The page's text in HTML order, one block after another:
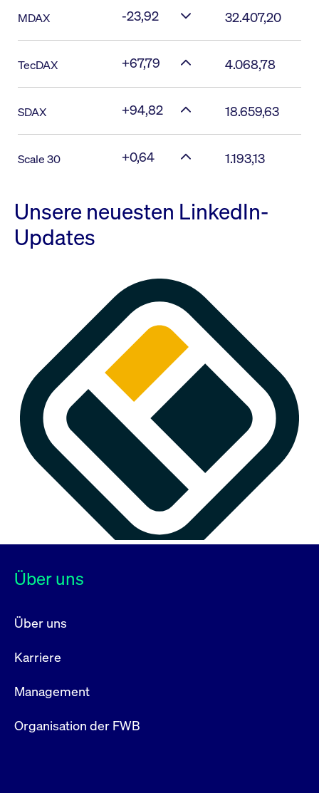
MDAX -23,92 32.407,20
TecDAX +67,79 4.068,78
SDAX +94,82 18.659,63
Scale 30 +0,64 1.193,13
Unsere neuesten LinkedIn-
Updates
Über uns
Über uns
Karriere
Management
Organisation der FWB